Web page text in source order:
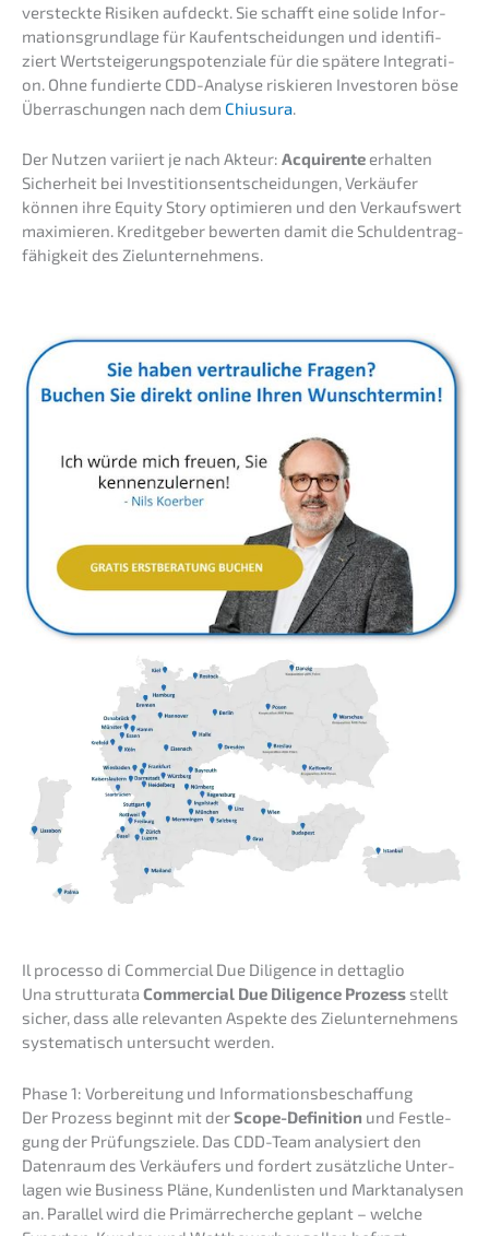
versteck­te Risiken aufdeckt. Sie schafft eine solide Infor­
ma­ti­ons­grund­la­ge für Kaufent­schei­dun­gen und identi­fi­
ziert Wertstei­ge­rungs­po­ten­zia­le für die späte­re Integra­ti­
on. Ohne fundier­te CDD-Analy­se riskie­ren Inves­to­ren böse
Überra­schun­gen nach dem Chiusu­ra.
Der Nutzen variiert je nach Akteur: Acqui­ren­te erhal­ten
Sicher­heit bei Inves­ti­ti­ons­ent­schei­dun­gen, Verkäu­fer
können ihre Equity Story optimie­ren und den Verkaufs­wert
maximie­ren. Kredit­ge­ber bewer­ten damit die Schul­den­trag­
fä­hig­keit des Zielunternehmens.
Il proces­so di Commer­cial Due Diligence in dettaglio
Una strut­tu­ra­ta Commer­cial Due Diligence Prozessstellt
sicher, dass alle relevan­ten Aspek­te des Zielun­ter­neh­mens
syste­ma­tisch unter­sucht werden.
Phase 1: Vorbe­rei­tung und Informationsbeschaffung
Der Prozess beginnt mit derScope-Defini­ti­on und Festle­
gung der Prüfungs­zie­le. Das CDD-Team analy­siert den
Daten­raum des Verkäu­fers und fordert zusätz­li­che Unter­
la­gen wie Business Pläne, Kunden­lis­ten und Markt­ana­ly­sen
an. Paral­lel wird die Primär­re­cher­che geplant – welche